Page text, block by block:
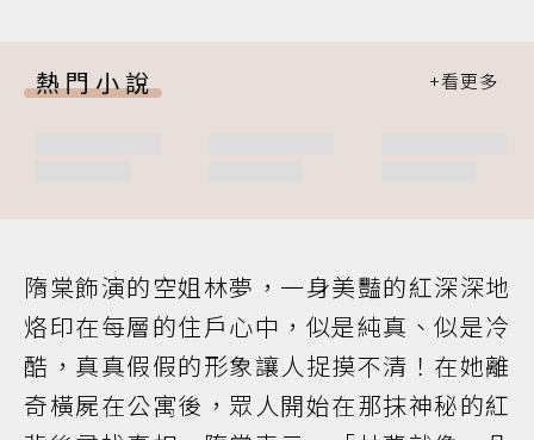
熱門小說
隋棠飾演的空姐林夢，一身美豔的紅深深地
烙印在每層的住戶心中，似是純真、似是冷
酷，真真假假的形象讓人捉摸不清！在她離
奇橫屍在公寓後，眾人開始在那抹神秘的紅